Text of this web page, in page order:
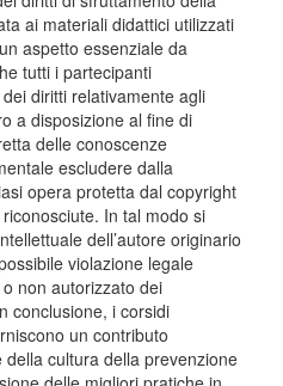
ai materiali didattici utilizzati
aspetto essenziale da
tutti i partecipanti
diritti relativamente agli
a disposizione al fine di
delle conoscenze
escludere dalla
opera protetta dal copyright
In tal modo si
dell’autore originario
violazione legale
non autorizzato dei
conclusione, i corsidi
un contributo
cultura della prevenzione